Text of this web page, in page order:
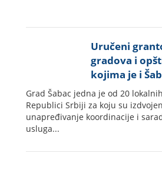
Uručeni
gradova i
kojima je i
unapređenje
obrazovanja
Grad Šabac jedna je od 20
Republici Srbiji za koju su
unapređivanje koordinacije i
usluga...